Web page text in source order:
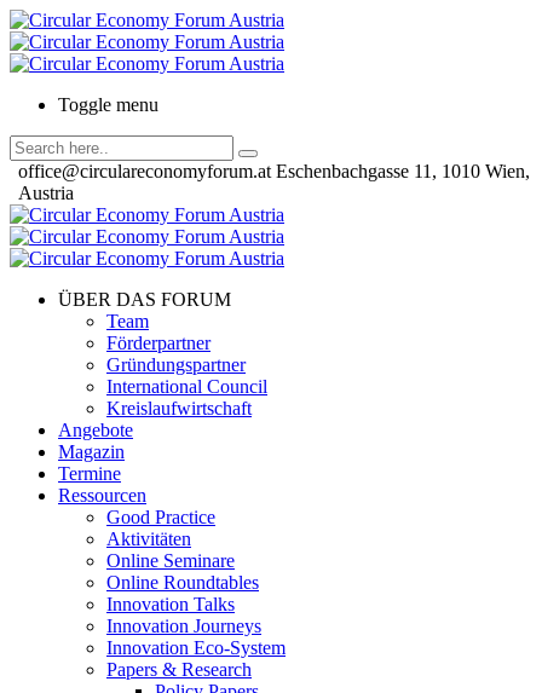
Toggle menu
office@circulareconomyforum.at Eschenbachgasse 11, 1010 Wien,
Austria
ÜBER DAS FORUM
Team
Förderpartner
Gründungspartner
International Council
Kreislaufwirtschaft
Angebote
Magazin
Termine
Ressourcen
Good Practice
Aktivitäten
Online Seminare
Online Roundtables
Innovation Talks
Innovation Journeys
Innovation Eco-System
Papers & Research